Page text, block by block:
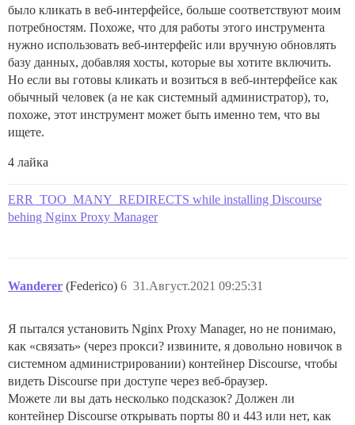
было кликать в веб-интерфейсе, больше соответствуют моим
потребностям. Похоже, что для работы этого инструмента
нужно использовать веб-интерфейс или вручную обновлять
базу данных, добавляя хосты, которые вы хотите включить.
Но если вы готовы кликать и возиться в веб-интерфейсе как
обычный человек (а не как системный администратор), то,
похоже, этот инструмент может быть именно тем, что вы
ищете.
4 лайка
ERR_TOO_MANY_REDIRECTS while installing Discourse
behing Nginx Proxy Manager
Wanderer (Federico) 31.Август.2021 09:25:31
6
Я пытался установить Nginx Proxy Manager, но не понимаю,
как «связать» (через прокси? извините, я довольно новичок в
системном администрировании) контейнер Discourse, чтобы
видеть Discourse при доступе через веб-браузер.
Можете ли вы дать несколько подсказок? Должен ли
контейнер Discourse открывать порты 80 и 443 или нет, как